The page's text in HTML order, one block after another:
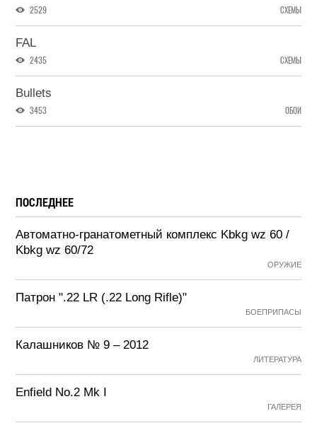
2529 СХЕМЫ
FAL
2435 СХЕМЫ
Bullets
3453 ОБОИ
ПОСЛЕДНЕЕ
Автоматно-гранатометный комплекс Kbkg wz 60 /
Kbkg wz 60/72
ОРУЖИЕ
Патрон ".22 LR (.22 Long Rifle)"
БОЕПРИПАСЫ
Калашников № 9 – 2012
ЛИТЕРАТУРА
Enfield No.2 Mk I
ГАЛЕРЕЯ